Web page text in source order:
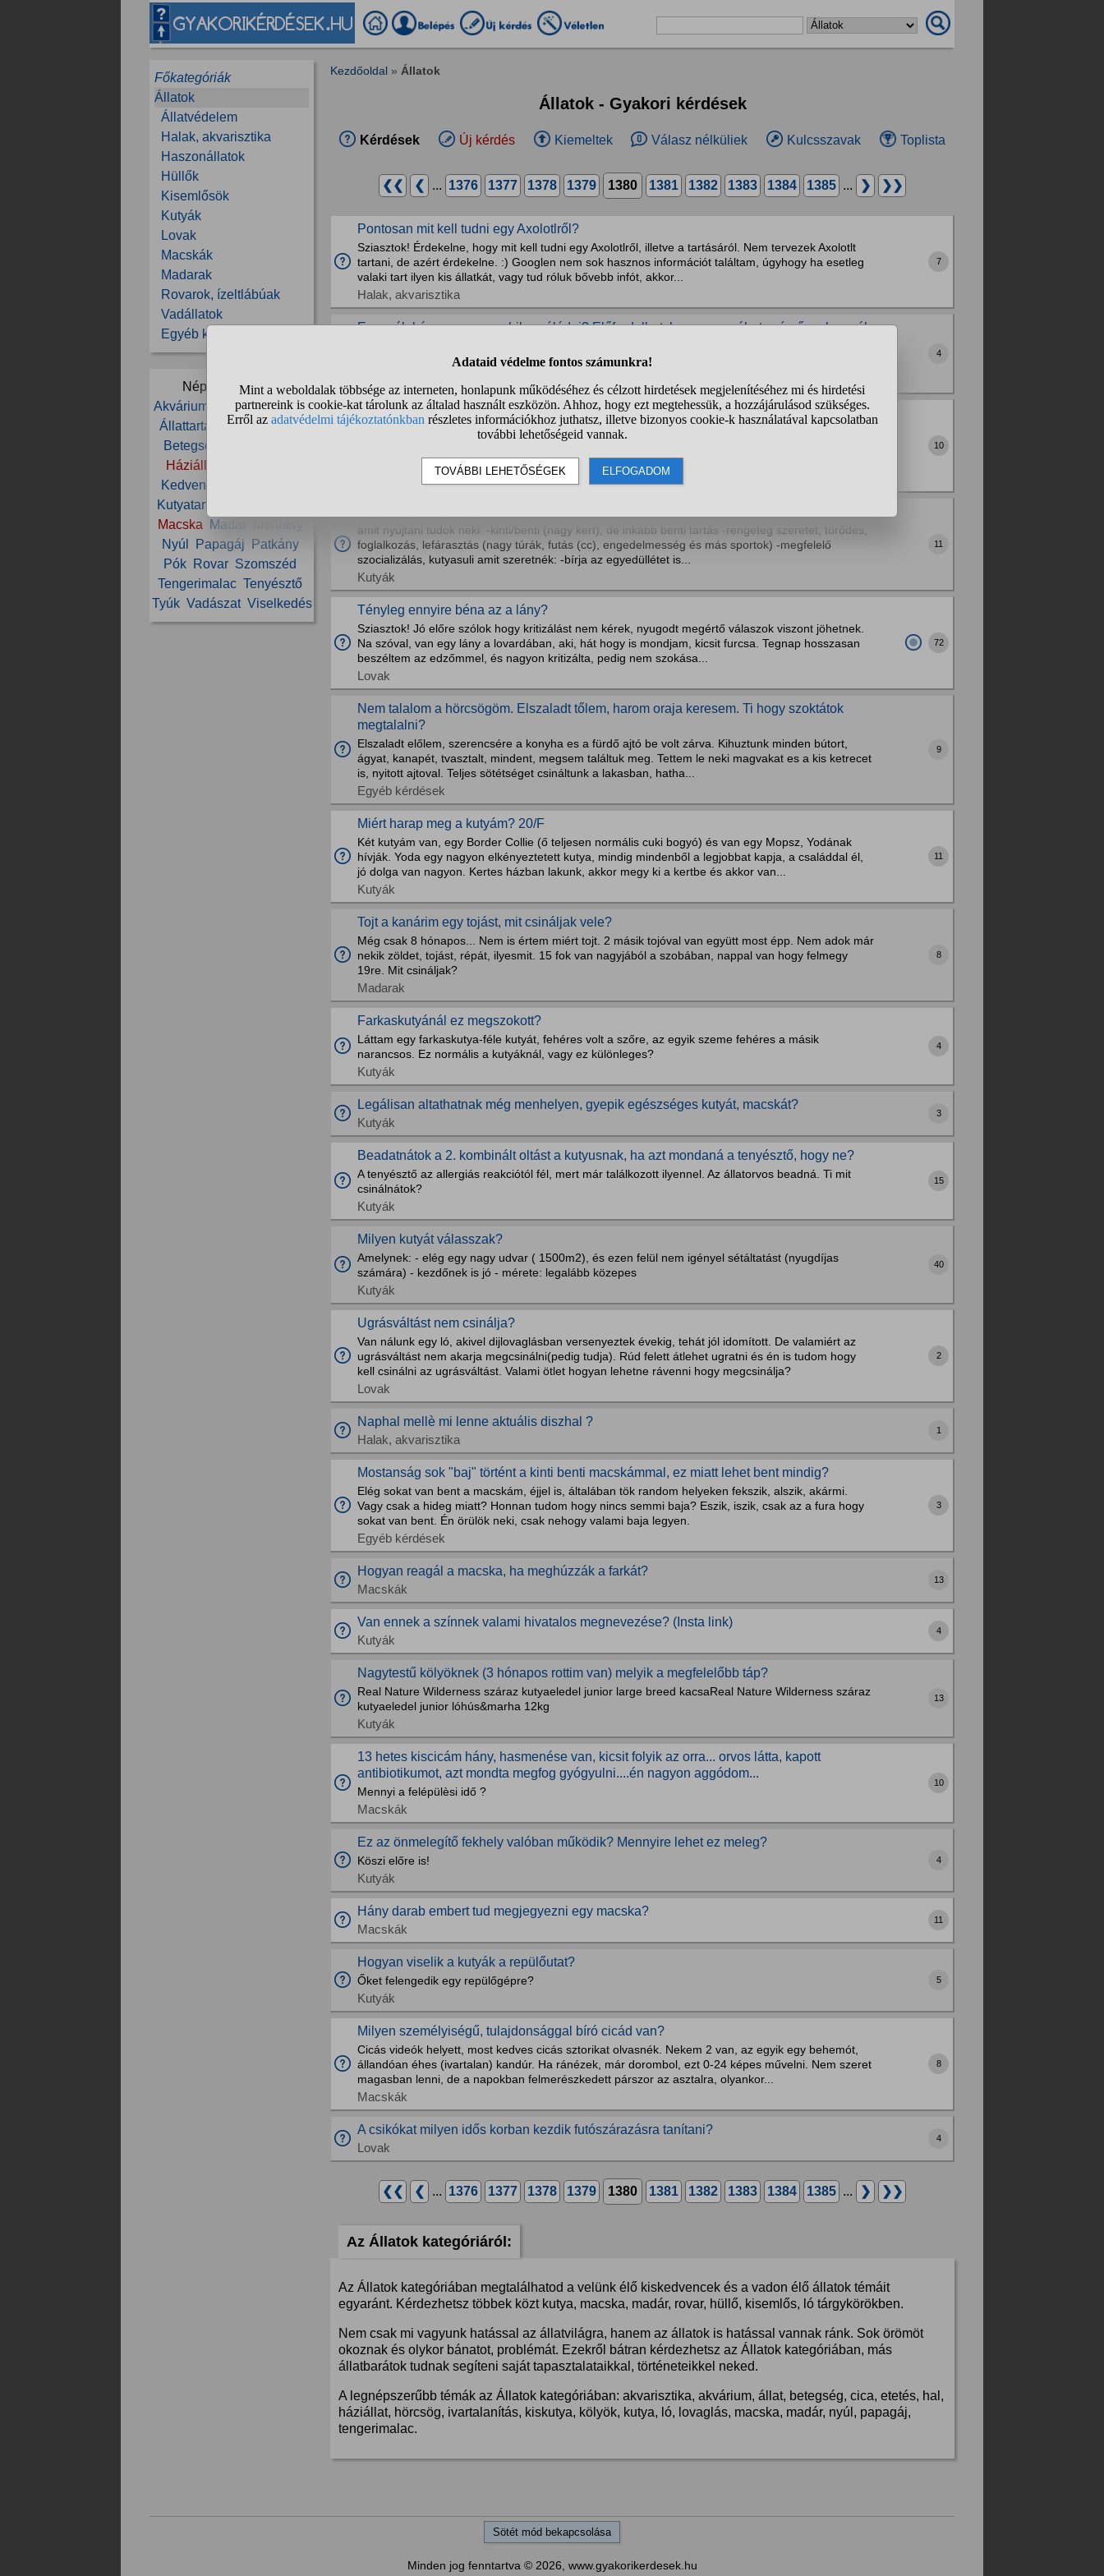
Főkategóriák
Állatok
Állatvédelem
Halak, akvarisztika
Haszonállatok
Hüllők
Kisemlősök
Kutyák
Lovak
Macskák
Madarak
Rovarok, ízeltlábúak
Vadállatok
Egyéb kérdések
Népszerű témák:
Akvárium
Állat Állatorvos
Állattartás
Állatvédelem
Betegség
Háziállat
Kedvenc
Kutyatartás
Macska
Madár
Nyúl
Papagáj
Patkány
Pók Rovar Szomszéd
Tengerimalac Tenyésztő
Tyúk Vadászat Viselkedés
Kezdőoldal » Állatok
Állatok - Gyakori kérdések
Kérdések Új kérdés Kiemeltek Válasz nélküliek Kulcsszavak Toplista
❮❮ ❮ ... 1376 1377 1378 1379 1380 1381 1382 1383 1384 1385 ... ❯ ❯❯
Pontosan mit kell tudni egy Axolotlről?
Sziasztok! Érdekelne, hogy mit kell tudni egy Axolotlről, illetve a tartásáról. Nem tervezek Axolotlt
tartani, de azért érdekelne. :) Googlen nem sok hasznos információt találtam, úgyhogy ha esetleg
valaki tart ilyen kis állatkát, vagy tud róluk bővebb infót, akkor...
Halak, akvarisztika
7
Egy méh képes egymaga hibernálódni? Előfordulhat, hogy egy méhet száműznek a méh
Köszönöm a választ/válaszokat előre is!
4
Melyik macskahàzat vegyem?
Szükségünk van egy meleg bújóra, ez a kettő nagyjàból ugyanolyan, de lehet csak a prém miatt a
cicànak lenne. A kék viszont jobban illene a szobàba, ahol lesz. És az...
10
amit nyújtani tudok neki: -kinti/benti (nagy kert), de inkább benti tartás -rengeteg szeretet, törődés,
foglalkozás, lefárasztás (nagy túrák, futás (cc), engedelmesség és más sportok) -megfelelő
szocializálás, kutyasuli amit szeretnék: -bírja az egyedüllétet is...
Kutyák
11
Tényleg ennyire béna az a lány?
Sziasztok! Jó előre szólok hogy kritizálást nem kérek, nyugodt megértő válaszok viszont jöhetnek.
Na szóval, van egy lány a lovardában, aki, hát hogy is mondjam, kicsit furcsa. Tegnap hosszasan
beszéltem az edzőmmel, és nagyon kritizálta, pedig nem szokása...
Lovak
72
Nem talalom a hörcsögöm. Elszaladt tőlem, harom oraja keresem. Ti hogy szoktátok
megtalalni?
Elszaladt előlem, szerencsére a konyha es a fürdő ajtó be volt zárva. Kihuztunk minden bútort,
ágyat, kanapét, tvasztalt, mindent, megsem találtuk meg. Tettem le neki magvakat es a kis ketrecet
is, nyitott ajtoval. Teljes sötétséget csináltunk a lakasban, hatha...
Egyéb kérdések
9
Miért harap meg a kutyám? 20/F
Két kutyám van, egy Border Collie (ő teljesen normális cuki bogyó) és van egy Mopsz, Yodának
hívják. Yoda egy nagyon elkényeztetett kutya, mindig mindenből a legjobbat kapja, a családdal él,
jó dolga van nagyon. Kertes házban lakunk, akkor megy ki a kertbe és akkor van...
Kutyák
11
Tojt a kanárim egy tojást, mit csináljak vele?
Még csak 8 hónapos... Nem is értem miért tojt. 2 másik tojóval van együtt most épp. Nem adok már
nekik zöldet, tojást, répát, ilyesmit. 15 fok van nagyjából a szobában, nappal van hogy felmegy
19re. Mit csináljak?
Madarak
8
Farkaskutyánál ez megszokott?
Láttam egy farkaskutya-féle kutyát, fehéres volt a szőre, az egyik szeme fehéres a másik
narancsos. Ez normális a kutyáknál, vagy ez különleges?
Kutyák
4
Legálisan altathatnak még menhelyen, gyepik egészséges kutyát, macskát?
Kutyák
3
Beadatnátok a 2. kombinált oltást a kutyusnak, ha azt mondaná a tenyésztő, hogy ne?
A tenyésztő az allergiás reakciótól fél, mert már találkozott ilyennel. Az állatorvos beadná. Ti mit
csinálnátok?
Kutyák
15
Milyen kutyát válasszak?
Amelynek: - elég egy nagy udvar ( 1500m2), és ezen felül nem igényel sétáltatást (nyugdíjas
számára) - kezdőnek is jó - mérete: legalább közepes
Kutyák
40
Ugrásváltást nem csinálja?
Van nálunk egy ló, akivel dijlovaglásban versenyeztek évekig, tehát jól idomított. De valamiért az
ugrásváltást nem akarja megcsinálni(pedig tudja). Rúd felett átlehet ugratni és én is tudom hogy
kell csinálni az ugrásváltást. Valami ötlet hogyan lehetne rávenni hogy megcsinálja?
Lovak
2
Naphal mellè mi lenne aktuális diszhal ?
Halak, akvarisztika
1
Mostanság sok "baj" történt a kinti benti macskámmal, ez miatt lehet bent mindig?
Elég sokat van bent a macskám, éjjel is, általában tök random helyeken fekszik, alszik, akármi.
Vagy csak a hideg miatt? Honnan tudom hogy nincs semmi baja? Eszik, iszik, csak az a fura hogy
sokat van bent. Én örülök neki, csak nehogy valami baja legyen.
Egyéb kérdések
3
Hogyan reagál a macska, ha meghúzzák a farkát?
Macskák
13
Van ennek a színnek valami hivatalos megnevezése? (Insta link)
Kutyák
4
Nagytestű kölyöknek (3 hónapos rottim van) melyik a megfelelőbb táp?
Real Nature Wilderness száraz kutyaeledel junior large breed kacsaReal Nature Wilderness száraz
kutyaeledel junior lóhús&marha 12kg
Kutyák
13
13 hetes kiscicám hány, hasmenése van, kicsit folyik az orra... orvos látta, kapott
antibiotikumot, azt mondta megfog gyógyulni....én nagyon aggódom...
Mennyi a felépülèsi idő ?
Macskák
10
Ez az önmelegítő fekhely valóban működik? Mennyire lehet ez meleg?
Köszi előre is!
Kutyák
4
Hány darab embert tud megjegyezni egy macska?
Macskák
11
Hogyan viselik a kutyák a repülőutat?
Őket felengedik egy repülőgépre?
Kutyák
5
Milyen személyiségű, tulajdonsággal bíró cicád van?
Cicás videók helyett, most kedves cicás sztorikat olvasnék. Nekem 2 van, az egyik egy behemót,
állandóan éhes (ivartalan) kandúr. Ha ránézek, már dorombol, ezt 0-24 képes művelni. Nem szeret
magasban lenni, de a napokban felmerészkedett párszor az asztalra, olyankor...
Macskák
8
A csikókat milyen idős korban kezdik futószárazásra tanítani?
Lovak
4
❮❮ ❮ ... 1376 1377 1378 1379 1380 1381 1382 1383 1384 1385 ... ❯ ❯❯
Az Állatok kategóriáról:
Az Állatok kategóriában megtalálhatod a velünk élő kiskedvencek és a vadon élő állatok témáit
egyaránt. Kérdezhetsz többek közt kutya, macska, madár, rovar, hüllő, kisemlős, ló tárgykörökben.
Nem csak mi vagyunk hatással az állatvilágra, hanem az állatok is hatással vannak ránk. Sok örömöt
okoznak és olykor bánatot, problémát. Ezekről bátran kérdezhetsz az Állatok kategóriában, más
állatbarátok tudnak segíteni saját tapasztalataikkal, történeteikkel neked.
A legnépszerűbb témák az Állatok kategóriában: akvarisztika, akvárium, állat, betegség, cica, etetés, hal,
háziállat, hörcsög, ivartalanítás, kiskutya, kölyök, kutya, ló, lovaglás, macska, madár, nyúl, papagáj,
tengerimalac.
Sötét mód bekapcsolása
Minden jog fenntartva © 2026, www.gyakorikerdesek.hu